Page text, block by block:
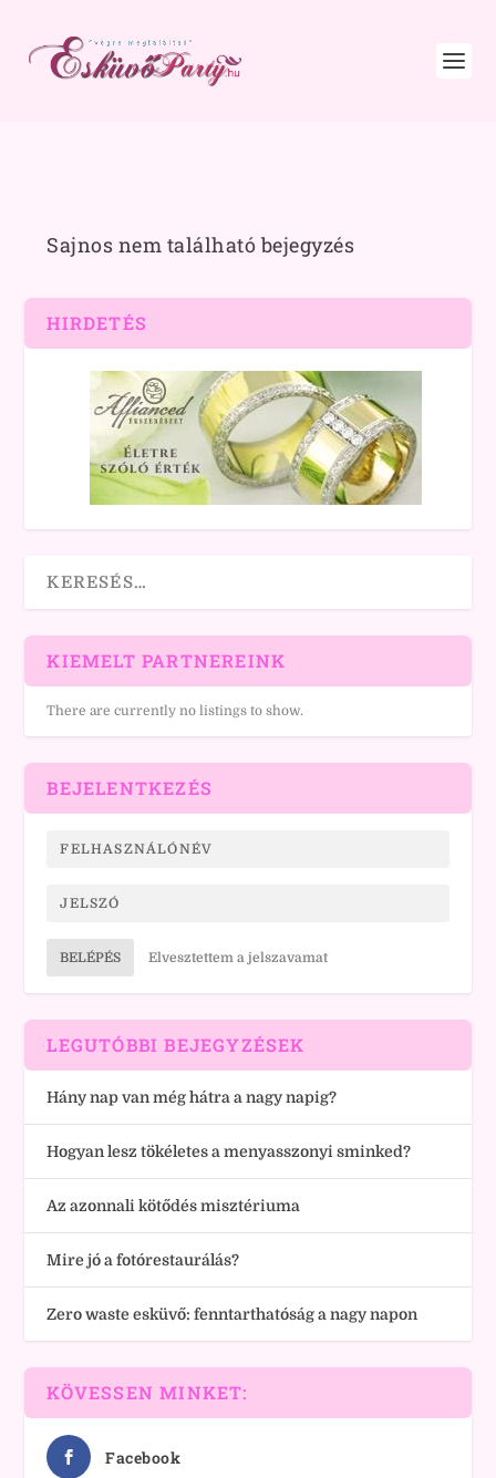
Sajnos nem található bejegyzés
HIRDETÉS
KIEMELT PARTNEREINK
There are currently no listings to show.
BEJELENTKEZÉS
BELÉPÉS Elvesztettem a jelszavamat
LEGUTÓBBI BEJEGYZÉSEK
Hány nap van még hátra a nagy napig?
Hogyan lesz tökéletes a menyasszonyi sminked?
Az azonnali kötődés misztériuma
Mire jó a fotórestaurálás?
Zero waste esküvő: fenntarthatóság a nagy napon
KÖVESSEN MINKET:
Facebook